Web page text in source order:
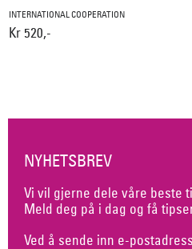
INTERNATIONAL COOPERATION
Kr 520,-
NYHETSBREV
Vi vil gjerne dele våre beste
Meld deg på i dag og få
Ved å sende inn e-